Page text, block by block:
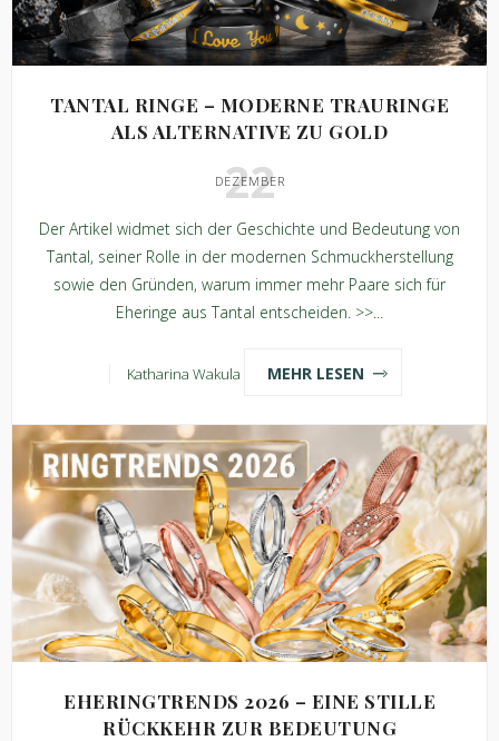
TANTAL RINGE – MODERNE TRAURINGE
ALS ALTERNATIVE ZU GOLD
22
DEZEMBER
Der Artikel widmet sich der Geschichte und Bedeutung von
Tantal, seiner Rolle in der modernen Schmuckherstellung
sowie den Gründen, warum immer mehr Paare sich für
Eheringe aus Tantal entscheiden. >>...
Katharina Wakula MEHR LESEN
EHERINGTRENDS 2026 – EINE STILLE
RÜCKKEHR ZUR BEDEUTUNG